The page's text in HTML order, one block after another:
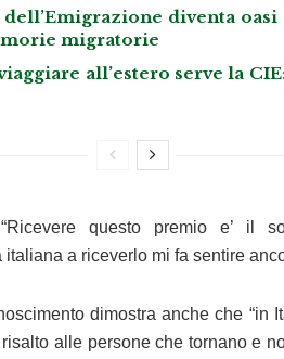
diventa
migratorie
all’estero serve la
“Ricevere questo premio e’ il
a riceverlo mi fa sentire
dimostra anche che “in
alle persone che tornano e